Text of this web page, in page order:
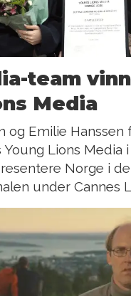
team
Media
og Emilie Hanssen
Lions Media
Norge i
under Cannes